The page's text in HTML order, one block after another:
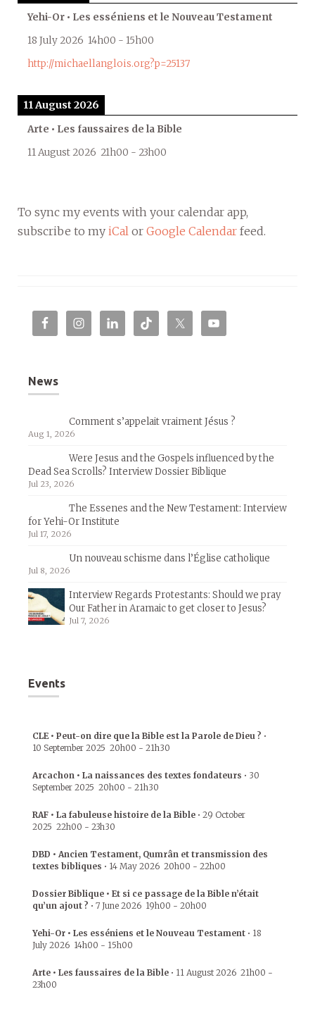
Yehi-Or • Les esséniens et le Nouveau Testament
18 July 2026 14h00 - 15h00
http://michaellanglois.org?p=25137
11 August 2026
Arte • Les faussaires de la Bible
11 August 2026 21h00 - 23h00
To sync my events with your calendar app,
subscribe to my iCal or Google Calendar feed.
News
Comment s’appelait vraiment Jésus ?
Aug 1, 2026
Were Jesus and the Gospels influenced by the
Dead Sea Scrolls? Interview Dossier Biblique
Jul 23, 2026
The Essenes and the New Testament: Interview
for Yehi-Or Institute
Jul 17, 2026
Un nouveau schisme dans l’Église catholique
Jul 8, 2026
Interview Regards Protestants: Should we pray
Our Father in Aramaic to get closer to Jesus?
Jul 7, 2026
Events
CLE • Peut-on dire que la Bible est la Parole de Dieu ? •
10 September 2025 20h00 - 21h30
Arcachon • La naissances des textes fondateurs • 30
September 2025 20h00 - 21h30
RAF • La fabuleuse histoire de la Bible • 29 October
2025 22h00 - 23h30
DBD • Ancien Testament, Qumrân et transmission des
textes bibliques • 14 May 2026 20h00 - 22h00
Dossier Biblique • Et si ce passage de la Bible n’était
qu’un ajout ? • 7 June 2026 19h00 - 20h00
Yehi-Or • Les esséniens et le Nouveau Testament • 18
July 2026 14h00 - 15h00
Arte • Les faussaires de la Bible • 11 August 2026 21h00 -
23h00